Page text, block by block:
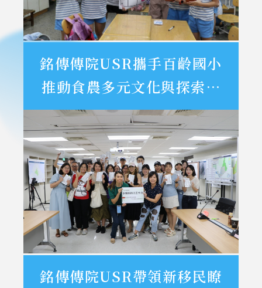
銘傳傳院USR攜手百齡國小
推動食農多元文化與探索傳
播工作
銘傳傳院USR帶領新移民瞭